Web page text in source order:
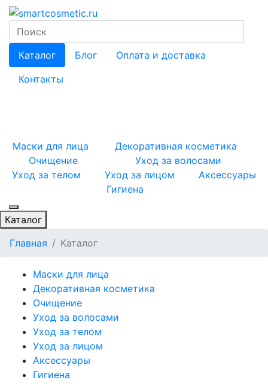
Каталог Блог
Оплата и доставка
Контакты
Маски для лица
Декоративная косметика
Очищение
Уход за волосами
Уход за телом
Уход за лицом
Аксессуары
Гигиена
Каталог
Главная
Каталог
Маски для лица
Декоративная косметика
Очищение
Уход за волосами
Уход за телом
Уход за лицом
Аксессуары
Гигиена